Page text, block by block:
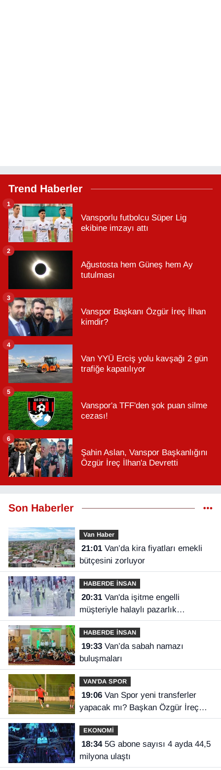
Trend Haberler
Vansporlu futbolcu Süper Lig
ekibine imzayı attı
1
Ağustosta hem Güneş hem Ay
tutulması
2
Vanspor Başkanı Özgür İreç İlhan
kimdir?
3
Van YYÜ Erciş yolu kavşağı 2 gün
trafiğe kapatılıyor
4
Vanspor'a TFF'den şok puan silme
cezası!
5
Şahin Aslan, Vanspor Başkanlığını
Özgür İreç İlhan'a Devretti
6
Son Haberler
Van Haber
21:01Van’da kira fiyatları emekli
bütçesini zorluyor
HABERDE İNSAN
20:31Van'da işitme engelli
müşteriyle halaylı pazarlık
gülümsetti
HABERDE İNSAN
19:33Van’da sabah namazı
buluşmaları
VAN'DA SPOR
19:06Van Spor yeni transferler
yapacak mı? Başkan Özgür İreç
İlhan açıkladı
EKONOMİ
18:345G abone sayısı 4 ayda 44,5
milyona ulaştı